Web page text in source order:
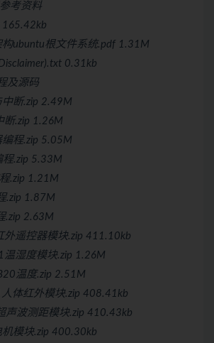
考资料
165.42kb
ubuntu根文件系统.pdf 1.31M
0.31kb
及源码
断.zip 2.49M
断.zip 1.26M
程.zip 5.05M
程.zip 5.33M
.zip 1.21M
.zip 1.87M
.zip 2.63M
外遥控器模块.zip 411.10kb
湿度模块.zip 1.26M
温度.zip 2.51M
体红外模块.zip 408.41kb
声波测距模块.zip 410.43kb
模块.zip 400.30kb